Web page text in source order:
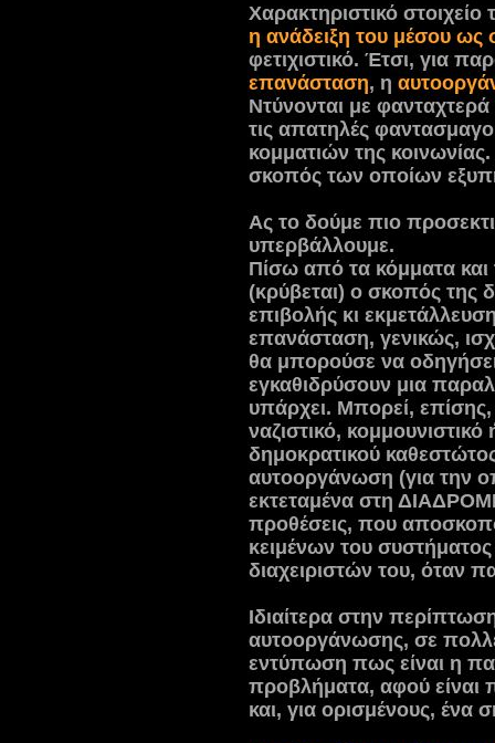
Χαρακτηριστικό στοιχείο
η ανάδειξη του μέσου ως
φετιχιστικό. Έτσι, για
επανάσταση, η
Ντύνονται με
τις απατηλές
κομματιών της
σκοπός των οποίων
Ας το δούμε πιο
υπερβάλλουμε.
Πίσω από τα κόμματα και
(κρύβεται) ο σκοπός της
επιβολής κι
επανάσταση, γενικώς,
θα μπορούσε να
εγκαθιδρύσουν μια
υπάρχει. Μπορεί,
ναζιστικό,
δημοκρατικού
αυτοοργάνωση (για την
εκτεταμένα στη
προθέσεις, που
κειμένων του
διαχειριστών του, όταν
Ιδιαίτερα στην
αυτοοργάνωσης, σε
εντύπωση πως είναι η
προβλήματα, αφού είναι
και, για ορισμένους, ένα